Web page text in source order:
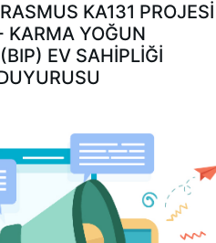
KA131 PROJESI
KARMA YOĞUN
EV SAHIPLIĞI